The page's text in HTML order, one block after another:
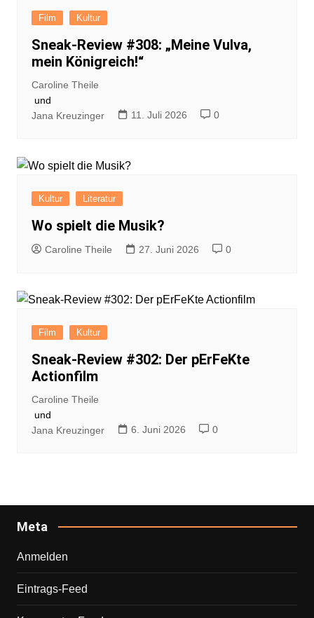
Film Kultur
Sneak-Review #308: „Meine Vulva,
mein Königreich!“
Caroline Theile
und
Jana Kreuzinger
11. Juli 2026 0
Kultur Literatur
Wo spielt die Musik?
Caroline Theile 27. Juni 2026 0
Film Kultur
Sneak-Review #302: Der pErFeKte
Actionfilm
Caroline Theile
und
Jana Kreuzinger
6. Juni 2026 0
Meta
Anmelden
Eintrags-Feed